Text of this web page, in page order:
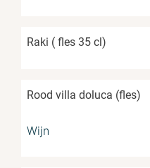
Raki ( fles 35 cl)
Rood villa doluca (fles)
Wijn